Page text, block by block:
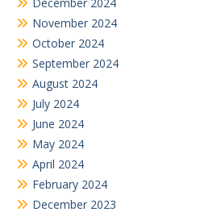
December 2024
November 2024
October 2024
September 2024
August 2024
July 2024
June 2024
May 2024
April 2024
February 2024
December 2023